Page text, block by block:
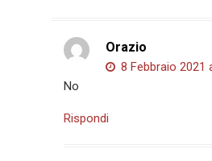
Orazio
8 Febbraio 2021
No
Rispondi